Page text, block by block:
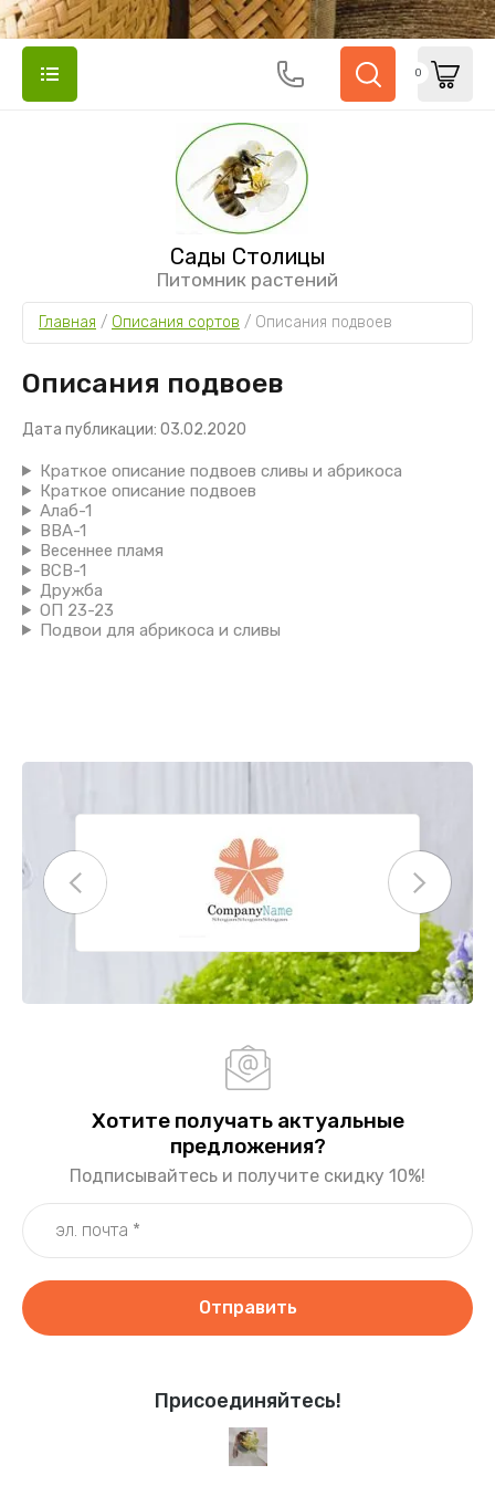
Сады Столицы
Питомник растений
0
Главная / Описания сортов / Описания подвоев
Описания подвоев
Дата публикации: 03.02.2020
Краткое описание подвоев сливы и абрикоса
Краткое описание подвоев
Алаб-1
ВВА-1
Весеннее пламя
ВСВ-1
Дружба
ОП 23-23
Подвои для абрикоса и сливы
Присоединяйтесь!
Хотите получать актуальные
предложения?
Подписывайтесь и получите скидку 10%!
Отправить